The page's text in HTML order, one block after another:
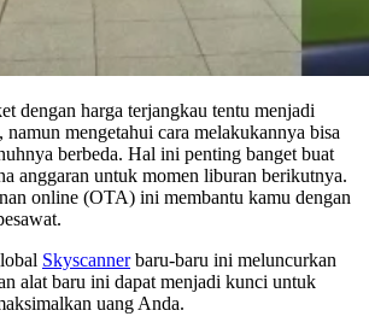
dengan harga terjangkau tentu menjadi
namun mengetahui cara melakukannya bisa
berbeda. Hal ini penting banget buat
anggaran untuk momen liburan berikutnya.
online (OTA) ini membantu kamu dengan
Skyscannerbaru-baru ini meluncurkan
alat baru ini dapat menjadi kunci untuk
uang Anda.